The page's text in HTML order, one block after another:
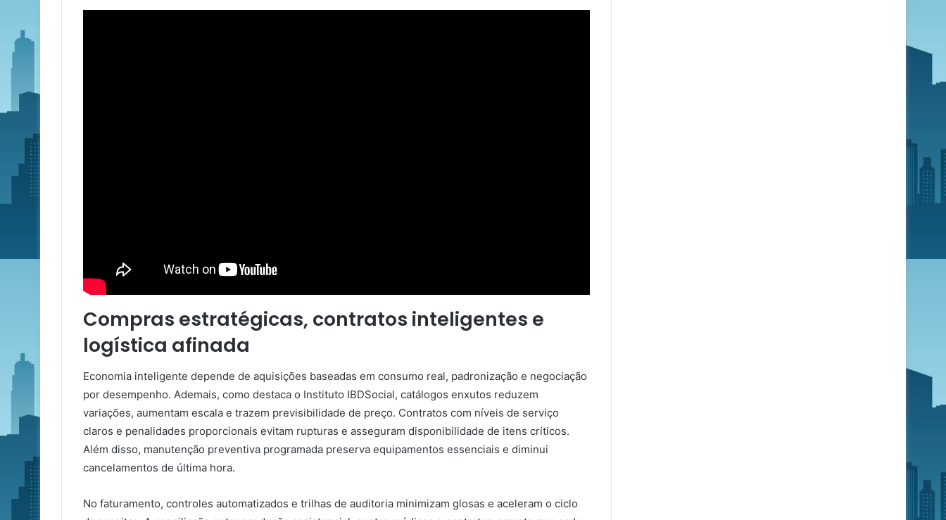
Compras estratégicas, contratos inteligentes e
logística afinada
Economia inteligente depende de aquisições baseadas em consumo real, padronização e negociação
por desempenho. Ademais, como destaca o Instituto IBDSocial, catálogos enxutos reduzem
variações, aumentam escala e trazem previsibilidade de preço. Contratos com níveis de serviço
claros e penalidades proporcionais evitam rupturas e asseguram disponibilidade de itens críticos.
Além disso, manutenção preventiva programada preserva equipamentos essenciais e diminui
cancelamentos de última hora.
No faturamento, controles automatizados e trilhas de auditoria minimizam glosas e aceleram o ciclo